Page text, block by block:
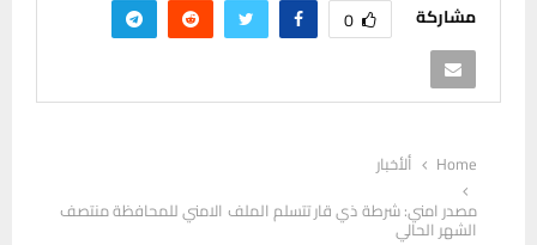
مشاركة 0
Home
ألأخبار
مصدر امني: شرطة ذي قار تتسلم الملف الامني للمحافظة منتصف
الشهر الحالي